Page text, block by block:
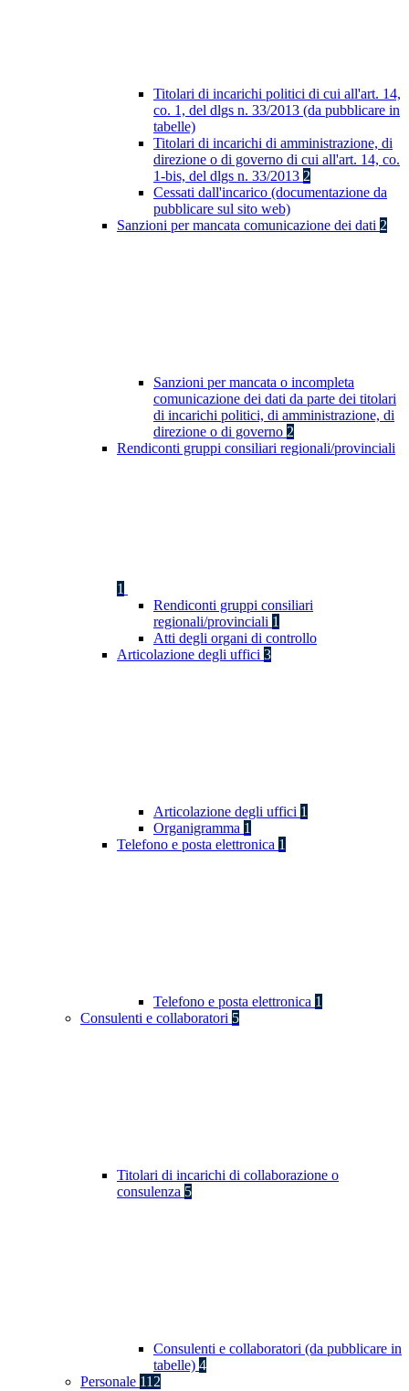
Titolari di incarichi politici di cui all'art. 14,
co. 1, del dlgs n. 33/2013 (da pubblicare in
tabelle)
Titolari di incarichi di amministrazione, di
direzione o di governo di cui all'art. 14, co.
1-bis, del dlgs n. 33/2013 2
Cessati dall'incarico (documentazione da
pubblicare sul sito web)
Sanzioni per mancata comunicazione dei dati 2
Sanzioni per mancata o incompleta
comunicazione dei dati da parte dei titolari
di incarichi politici, di amministrazione, di
direzione o di governo 2
Rendiconti gruppi consiliari regionali/provinciali
1
Rendiconti gruppi consiliari
regionali/provinciali 1
Atti degli organi di controllo
Articolazione degli uffici 3
Articolazione degli uffici 1
Organigramma 1
Telefono e posta elettronica 1
Telefono e posta elettronica 1
Consulenti e collaboratori 5
Titolari di incarichi di collaborazione o
consulenza 5
Consulenti e collaboratori (da pubblicare in
tabelle) 4
Personale 112